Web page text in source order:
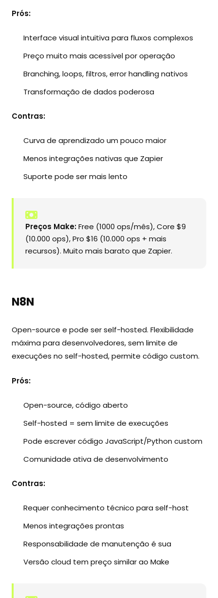
Prós:
Interface visual intuitiva para fluxos complexos
Preço muito mais acessível por operação
Branching, loops, filtros, error handling nativos
Transformação de dados poderosa
Contras:
Curva de aprendizado um pouco maior
Menos integrações nativas que Zapier
Suporte pode ser mais lento
Preços Make:Free (1000 ops/mês), Core $9
(10.000 ops), Pro $16 (10.000 ops + mais
recursos). Muito mais barato que Zapier.
N8N
Open-source e pode ser self-hosted. Flexibilidade
máxima para desenvolvedores, sem limite de
execuções no self-hosted, permite código custom.
Prós:
Open-source, código aberto
Self-hosted = sem limite de execuções
Pode escrever código JavaScript/Python custom
Comunidade ativa de desenvolvimento
Contras:
Requer conhecimento técnico para self-host
Menos integrações prontas
Responsabilidade de manutenção é sua
Versão cloud tem preço similar ao Make